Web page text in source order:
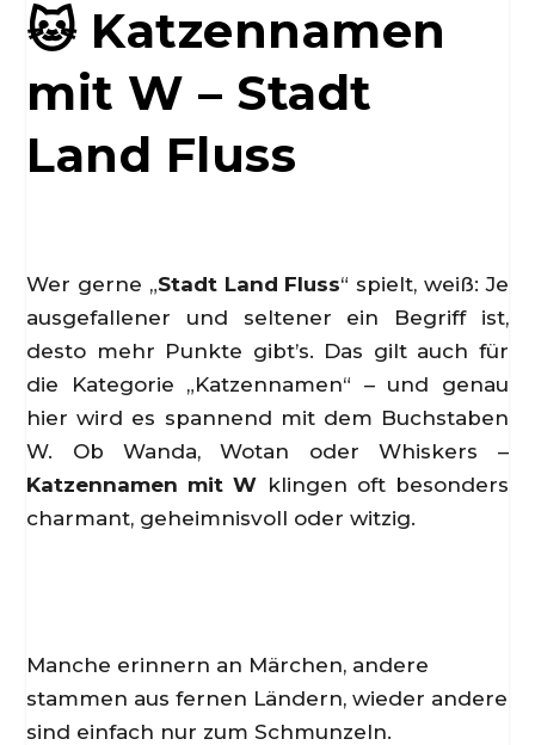
🐱 Katzennamen
mit W – Stadt
Land Fluss
Wer gerne „Stadt Land Fluss“ spielt, weiß: Je
ausgefallener und seltener ein Begriff ist,
desto mehr Punkte gibt’s. Das gilt auch für
die Kategorie „Katzennamen“ – und genau
hier wird es spannend mit dem Buchstaben
W. Ob Wanda, Wotan oder Whiskers –
Katzennamen mit W klingen oft besonders
charmant, geheimnisvoll oder witzig.
Manche erinnern an Märchen, andere
stammen aus fernen Ländern, wieder andere
sind einfach nur zum Schmunzeln.